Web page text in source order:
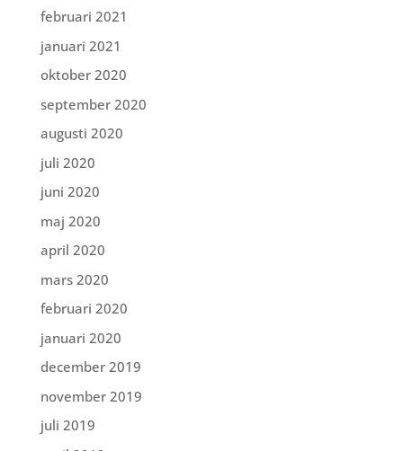
februari 2021
januari 2021
oktober 2020
september 2020
augusti 2020
juli 2020
juni 2020
maj 2020
april 2020
mars 2020
februari 2020
januari 2020
december 2019
november 2019
juli 2019